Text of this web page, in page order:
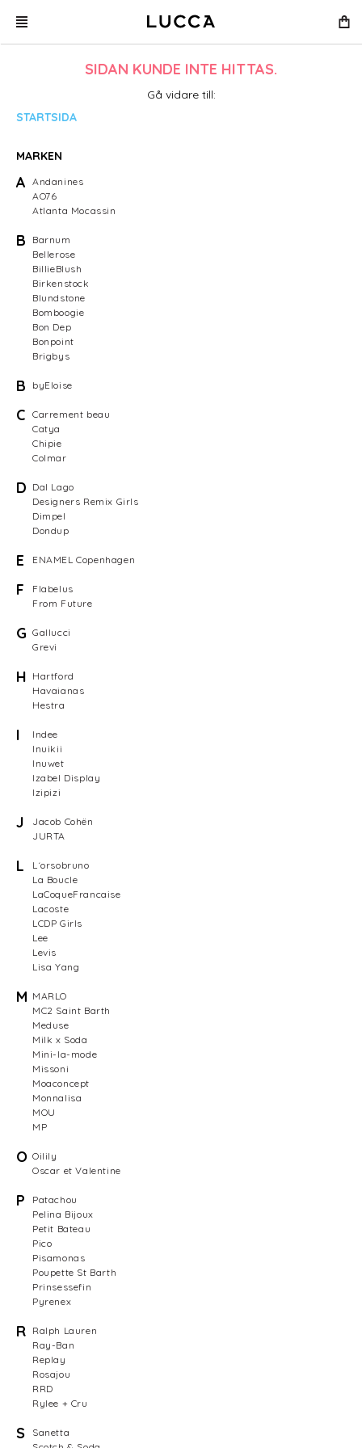
SIDAN KUNDE INTE HITTAS.
Gå vidare till:
STARTSIDA
MARKEN
A Andanines
AO76
Atlanta Mocassin
B
Barnum
Bellerose
BillieBlush
Birkenstock
Blundstone
Bomboogie
Bon Dep
Bonpoint
Brigbys
B byEloise
C Carrement beau
Catya
Chipie
Colmar
D Dal Lago
Designers Remix Girls
Dimpel
Dondup
E ENAMEL Copenhagen
F
Flabelus
From Future
G Gallucci
Grevi
H Hartford
Havaianas
Hestra
I
Indee
Inuikii
Inuwet
Izabel Display
Izipizi
J
Jacob Cohën
JURTA
L
L´orsobruno
La Boucle
LaCoqueFrancaise
Lacoste
LCDP Girls
Lee
Levis
Lisa Yang
M MARLO
MC2 Saint Barth
Meduse
Milk x Soda
Mini-la-mode
Missoni
Moaconcept
Monnalisa
MOU
MP
O Oilily
Oscar et Valentine
P
Patachou
Pelina Bijoux
Petit Bateau
Pico
Pisamonas
Poupette St Barth
Prinsessefin
Pyrenex
R Ralph Lauren
Ray-Ban
Replay
Rosajou
RRD
Rylee + Cru
S
Sanetta